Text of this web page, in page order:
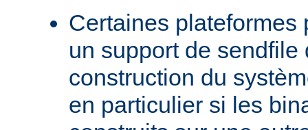
Certaines plateformes
un support de
construction du
en particulier si les